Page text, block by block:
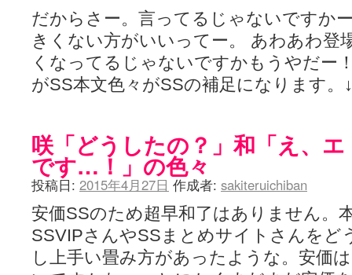
だからさー。言ってるじゃないですか
きくない方がいいってー。 あわあわ登
くなってるじゃないですかもうやだー
がSS本文色々がSSの補足になります
咲「どうしたの？」和「え、
です…！」の色々
投稿日: 2015年4月27日 作成者: sakiteruichiban
安価SSのため超早和了はありません。
SSVIPさんやSSまとめサイトさんをど
し上手い畳み方があったような。安価